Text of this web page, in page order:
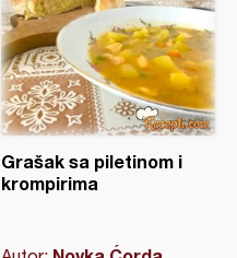
Grašak sa piletinom i
krompirima